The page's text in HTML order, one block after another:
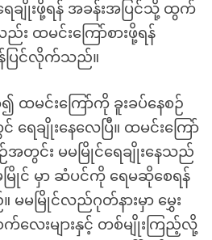
ချိုးဖို့ရန် အခန်းအပြင်သို့ ထွက်
း ထမင်းကြော်စားဖို့ရန်
န်ပြင်လိုက်သည်။
ထမင်းကြော်ကို ခူးခပ်နေစဉ်
ေချိုးနေလေပြီ။ ထမင်းကြော်
တွင်း မမမြိုင်ရေချိုးနေသည်
ြိုင် မှာ ဆံပင်ကို ရေမဆိုစေရန်
မမြိုင်လည်ဂုတ်နားမှာ မွှေး
စက်လေးများနှင့် တစ်မျိုးကြည့်လို့